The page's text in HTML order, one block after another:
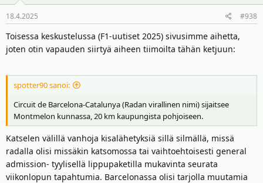
18.4.2025 #938
Toisessa keskustelussa (F1-uutiset 2025) sivusimme aihetta,
joten otin vapauden siirtyä aiheen tiimoilta tähän ketjuun:
spotter90 sanoi:
Circuit de Barcelona-Catalunya (Radan virallinen nimi) sijaitsee
Montmelon kunnassa, 20 km kaupungista pohjoiseen.
Katselen välillä vanhoja kisalähetyksiä sillä silmällä, missä
radalla olisi missäkin katsomossa tai vaihtoehtoisesti general
admission- tyylisellä lippupaketilla mukavinta seurata
viikonlopun tapahtumia. Barcelonassa olisi tarjolla muutamia